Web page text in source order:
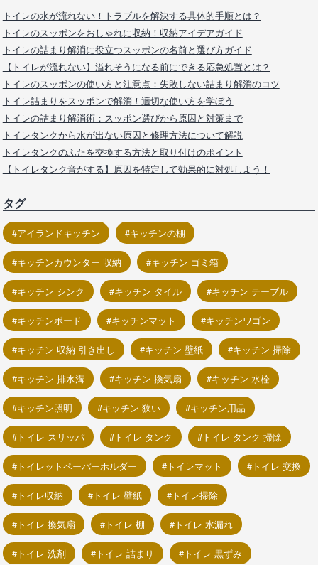
トイレの水が流れない！トラブルを解決する具体的手順とは？
トイレのスッポンをおしゃれに収納！収納アイデアガイド
トイレの詰まり解消に役立つスッポンの名前と選び方ガイド
【トイレが流れない】溢れそうになる前にできる応急処置とは？
トイレのスッポンの使い方と注意点：失敗しない詰まり解消のコツ
トイレ詰まりをスッポンで解消！適切な使い方を学ぼう
トイレの詰まり解消術：スッポン選びから原因と対策まで
トイレタンクから水が出ない原因と修理方法について解説
トイレタンクのふたを交換する方法と取り付けのポイント
【トイレタンク音がする】原因を特定して効果的に対処しよう！
タグ
アイランドキッチン キッチンの棚
キッチンカウンター 収納 キッチン ゴミ箱
キッチン シンク キッチン タイル キッチン テーブル
キッチンボード キッチンマット キッチンワゴン
キッチン 収納 引き出し キッチン 壁紙 キッチン 掃除
キッチン 排水溝 キッチン 換気扇 キッチン 水栓
キッチン照明 キッチン 狭い キッチン用品
トイレ スリッパ トイレ タンク トイレ タンク 掃除
トイレットペーパーホルダー トイレマット トイレ 交換
トイレ収納 トイレ 壁紙 トイレ掃除
トイレ 換気扇 トイレ 棚 トイレ 水漏れ
トイレ 洗剤 トイレ 詰まり トイレ 黒ずみ